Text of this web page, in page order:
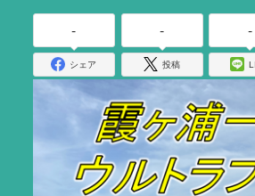
-
シェア
-
投稿
-